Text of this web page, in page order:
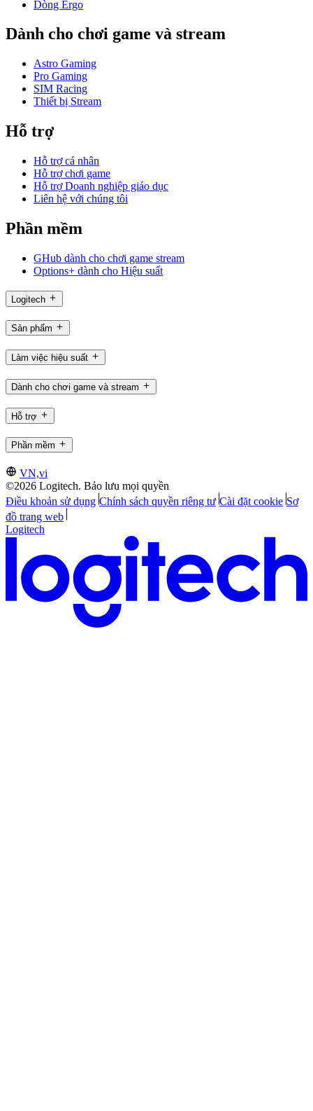
Dòng Ergo
Dành cho chơi game và stream
Astro Gaming
Pro Gaming
SIM Racing
Thiết bị Stream
Hỗ trợ
Hỗ trợ cá nhân
Hỗ trợ chơi game
Hỗ trợ Doanh nghiệp giáo dục
Liên hệ với chúng tôi
Phần mềm
GHub dành cho chơi game stream
Options+ dành cho Hiệu suất
Logitech
Sản phẩm
Làm việc hiệu suất
Dành cho chơi game và stream
Hỗ trợ
Phần mềm
VN,vi
©2026 Logitech. Bảo lưu mọi quyền
Điều khoản sử dụng Chính sách quyền riêng tư Cài đặt cookie Sơ
đồ trang web
Logitech